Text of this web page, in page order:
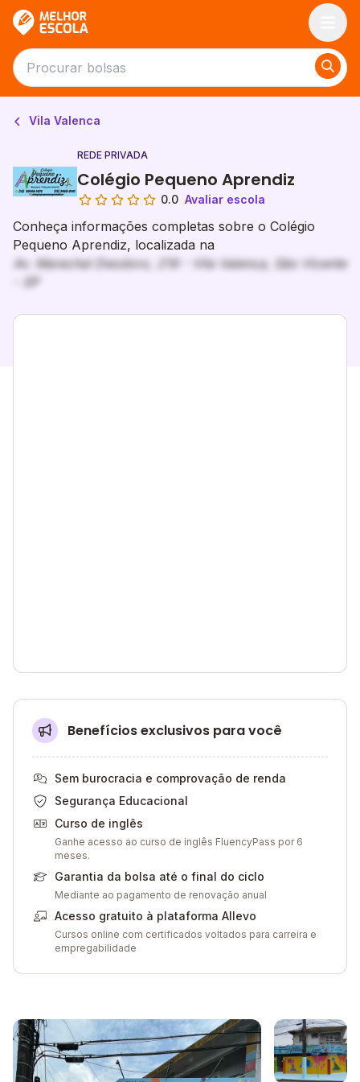
Vila Valenca
REDE PRIVADA
Colégio Pequeno Aprendiz
0.0 Avaliar escola
Conheça informações completas sobre o Colégio
Pequeno Aprendiz, localizada na
Av. Marechal Deodoro, 219 - Vila Valenca, São Vicente
- SP
Benefícios exclusivos para você
Sem burocracia e comprovação de renda
Segurança Educacional
Curso de inglês
Ganhe acesso ao curso de inglês FluencyPass por 6
meses.
Garantia da bolsa até o final do ciclo
Mediante ao pagamento de renovação anual
Acesso gratuito à plataforma Allevo
Cursos online com certificados voltados para carreira e
empregabilidade
Galeria de imagem